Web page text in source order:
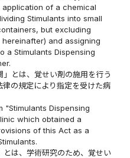
of a chemical
Stimulants into small
but excluding
and assigning
a Stimulants Dispensing
とは、覚せい剤の施用を行う
の規定により指定を受けた病
"Stimulants Dispensing
which obtained a
of this Act as a
とは、学術研究のため、覚せい